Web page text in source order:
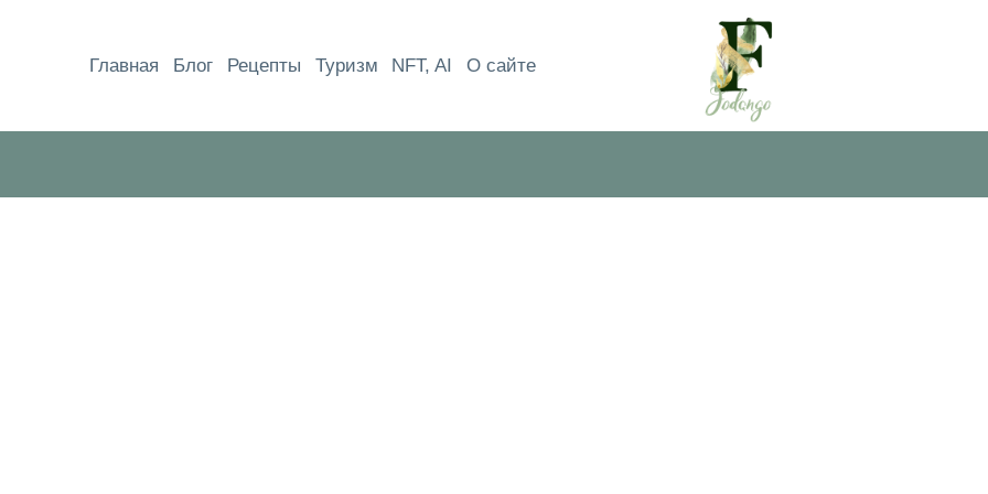
содержимомуГлавная Блог Рецепты Туризм NFT, AI О сайте